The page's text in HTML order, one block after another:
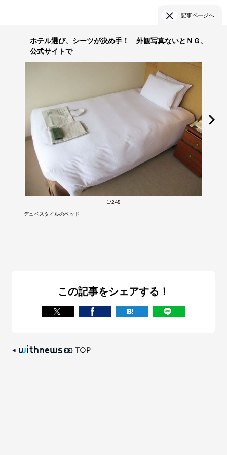
記事ページへ
ホテル選び、シーツが決め手！ 外観写真ないとＮＧ、
公式サイトで
1/248
デュベスタイルのベッド
この記事をシェアする！